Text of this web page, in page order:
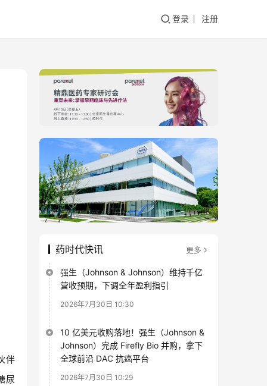
登录 注册
伴
尿
药时代快讯 更多
强生（Johnson & Johnson）维持千亿
营收预期，下调全年盈利指引
2026年7月30日 10:30
10 亿美元收购落地！强生（Johnson &
Johnson）完成 Firefly Bio 并购，拿下
全球前沿 DAC 抗癌平台
2026年7月30日 10:29